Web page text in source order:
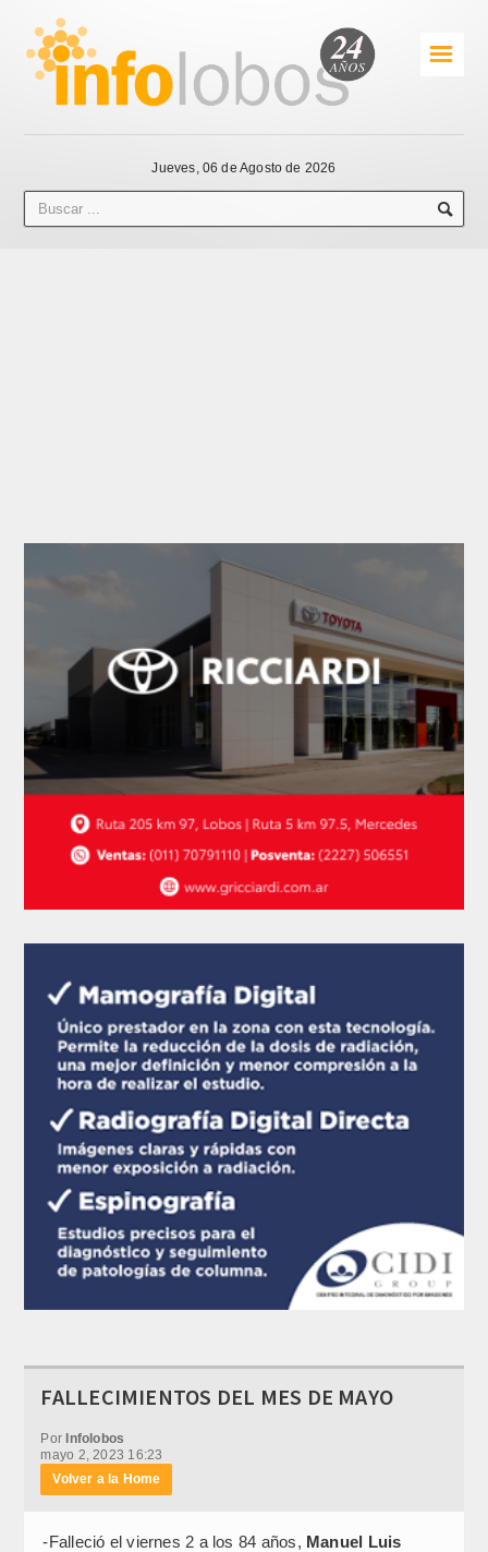
☰
Jueves, 06 de Agosto de 2026
FALLECIMIENTOS DEL MES DE MAYO
PorInfolobos
mayo 2, 2023 16:23
Volver a la Home
-Falleció el viernes 2 a los 84 años, Manuel Luis